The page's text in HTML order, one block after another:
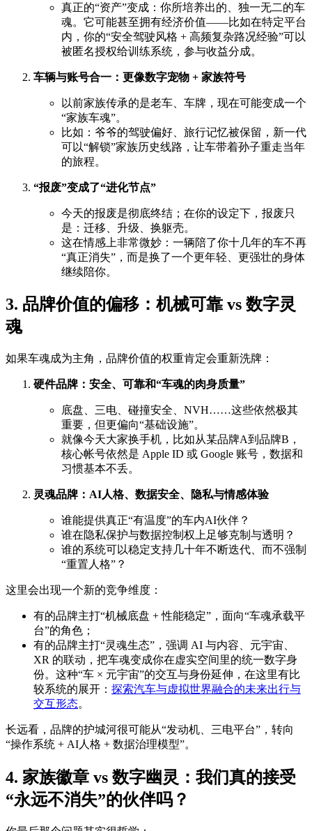
真正的“资产”变成：你所培养出的、独一无二的车
魂。它可能甚至拥有经济价值——比如在特定平台
内，你的“安全驾驶风格 + 高频复杂路况经验”可以
被匿名授权给训练系统，参与收益分成。
车辆与账号合一：更像数字宠物 + 家族符号
以前家族传承的是老车、车牌，现在可能变成一个
“家族车魂”。
比如：爷爷的驾驶偏好、旅行记忆被保留，新一代
可以“解锁”家族历史线路，让车带着孙子重走当年
的旅程。
“报废”变成了“进化节点”
今天的报废是彻底终结；在你的设定下，报废只
是：迁移、升级、换躯壳。
这在情感上非常微妙：一辆陪了你十几年的车不再
“真正消失”，而是换了一个更年轻、更强壮的身体
继续陪你。
3. 品牌价值的偏移：机械可靠 vs 数字灵
魂
如果车魂成为主角，品牌价值的权重肯定会重新洗牌：
硬件品牌：安全、可靠和“车魂的肉身质量”
底盘、三电、碰撞安全、NVH……这些依然极其
重要，但更偏向“基础设施”。
就像今天大家换手机，比如从某品牌A到品牌B，
核心帐号依然是 Apple ID 或 Google 账号，数据和
习惯基本不丢。
灵魂品牌：AI人格、数据安全、隐私与情感体验
谁能提供真正“有温度”的车内AI伙伴？
谁在隐私保护与数据控制权上足够克制与透明？
谁的系统可以稳定支持几十年不断迭代、而不强制
“重置人格”？
这里会出现一个新的竞争维度：
有的品牌主打“机械底盘 + 性能稳定”，面向“车魂承载平
台”的角色；
有的品牌主打“灵魂生态”，强调 AI 与内容、元宇宙、
XR 的联动，把车魂变成你在虚实空间里的统一数字身
份。这种“车 × 元宇宙”的交互与身份延伸，在这里有比
较系统的展开： 探索汽车与虚拟世界融合的未来出行与
交互形态。
长远看，品牌的护城河很可能从“发动机、三电平台”，转向
“操作系统 + AI人格 + 数据治理模型”。
4. 家族徽章 vs 数字幽灵：我们真的接受
“永远不消失”的伙伴吗？